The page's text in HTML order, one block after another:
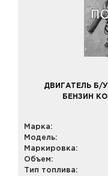
ДВИГАТЕЛЬ Б/У
БЕНЗИН
Марка:
Модель:
Маркировка:
Объем:
Тип топлива: